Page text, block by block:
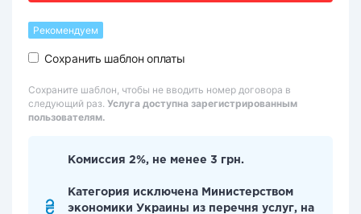
Рекомендуем
Сохранить шаблон оплаты
Сохраните шаблон, чтобы не вводить номер договора в
следующий раз. Услуга доступна зарегистрированным
пользователям.
Комиссия 2%, не менее 3 грн.
Категория исключена Министерством
экономики Украины из перечня услуг, на